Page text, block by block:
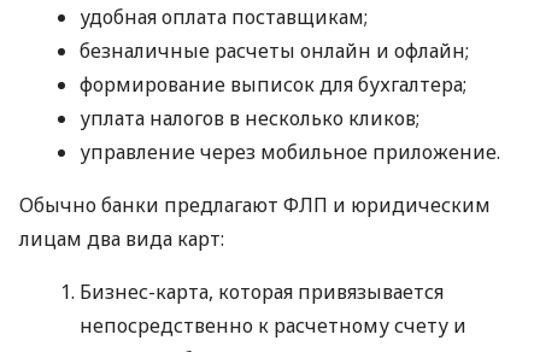
удобная оплата поставщикам;
безналичные расчеты онлайн и офлайн;
формирование выписок для бухгалтера;
уплата налогов в несколько кликов;
управление через мобильное приложение.
Обычно банки предлагают ФЛП и юридическим
лицам два вида карт:
Бизнес-карта, которая привязывается
непосредственно к расчетному счету и